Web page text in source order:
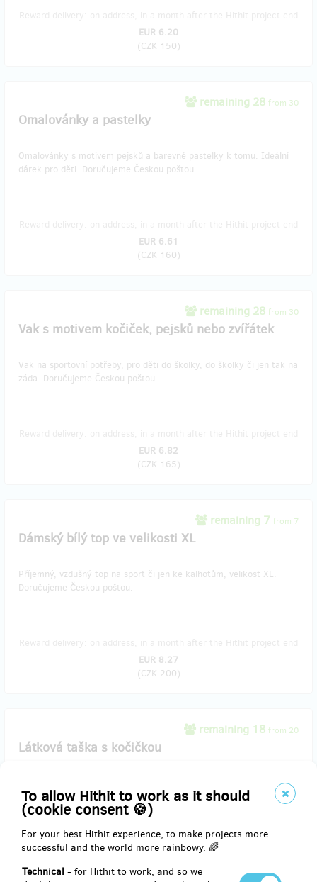
To allow Hithit to work as it should
(cookie consent 🍪)
For your best Hithit experience, to make projects more
successful and the world more rainbowy. 🌈
Technical - for Hithit to work, and so we
EUR 6.20
(CZK 150)
remaining 28 from 30
Omalovánky a pastelky
Omalovánky s motivem pejsků a barevné pastelky k tomu. Ideální
dárek pro děti. Doručujeme Českou poštou.
EUR 6.61
(CZK 160)
remaining 28 from 30
Vak s motivem kočiček, pejsků nebo zvířátek
Vak na sportovní potřeby, pro děti do školky, do školky či jen tak na
záda. Doručujeme Českou poštou.
EUR 6.82
(CZK 165)
remaining 7 from 7
Dámský bílý top ve velikosti XL
Příjemný, vzdušný top na sport či jen ke kalhotům, velikost XL.
Doručujeme Českou poštou.
EUR 8.27
(CZK 200)
remaining 18 from 20
Látková taška s kočičkou
Růžová látková pevná taška s kočičkou na zip, doručujeme Českou
poštou.
Reward delivery: on address, in a month after the Hithit project end
EUR 8.27